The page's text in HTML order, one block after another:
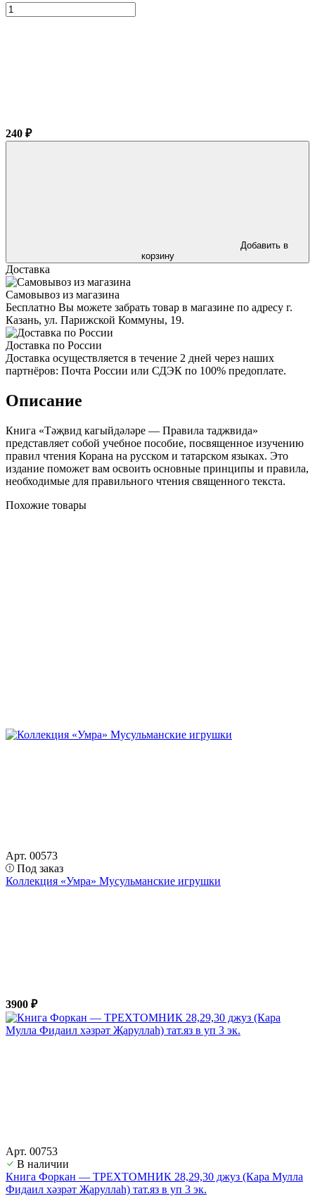
240 ₽
Добавить в
корзину
Доставка
Самовывоз из магазина
Бесплатно Вы можете забрать товар в магазине по адресу г.
Казань, ул. Парижской Коммуны, 19.
Доставка по России
Доставка осуществляется в течение 2 дней через наших
партнёров: Почта России или СДЭК по 100% предоплате.
Описание
Книга «Тәҗвид кагыйдәләре — Правила таджвида»
представляет собой учебное пособие, посвященное изучению
правил чтения Корана на русском и татарском языках. Это
издание поможет вам освоить основные принципы и правила,
необходимые для правильного чтения священного текста.
Похожие товары
Арт. 00573
Под заказ
Коллекция «Умра» Мусульманские игрушки
3900 ₽
Арт. 00753
В наличии
Книга Форкан — ТРЕХТОМНИК 28,29,30 джуз (Кара Мулла
Фидаил хәзрәт Җаруллаһ) тат.яз в уп 3 эк.